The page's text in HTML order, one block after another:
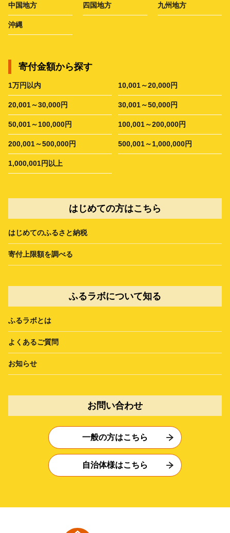
中国地方 四国地方 九州地方
沖縄
寄付金額から探す
1万円以内 10,001～20,000円
20,001～30,000円 30,001～50,000円
50,001～100,000円 100,001～200,000円
200,001～500,000円 500,001～1,000,000円
1,000,001円以上
はじめての方はこちら
はじめてのふるさと納税
寄付上限額を調べる
ふるラボについて知る
ふるラボとは
よくあるご質問
お知らせ
お問い合わせ
一般の方はこちら
自治体様はこちら